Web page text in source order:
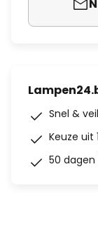
Snel &
Keuze uit
50